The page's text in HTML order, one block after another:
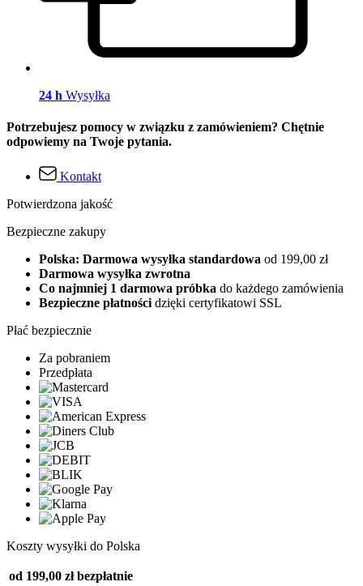
24 h Wysyłka
Potrzebujesz pomocy w związku z zamówieniem? Chętnie
odpowiemy na Twoje pytania.
Kontakt
Potwierdzona jakość
Bezpieczne zakupy
Polska: Darmowa wysyłka standardowa od 199,00 zł
Darmowa wysyłka zwrotna
Co najmniej 1 darmowa próbka do każdego zamówienia
Bezpieczne płatnościdzięki certyfikatowi SSL
Płać bezpiecznie
Za pobraniem
Przedpłata
Koszty wysyłki do Polska
od 199,00 zł bezpłatnie